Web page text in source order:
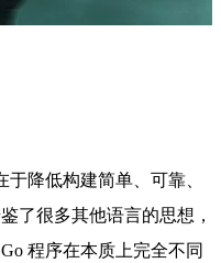
降低构建简单、可靠、
了很多其他语言的思想，
程序在本质上完全不同